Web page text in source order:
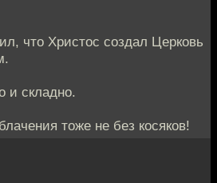
что Христос создал Церковь
и складно.
тоже не без косяков!